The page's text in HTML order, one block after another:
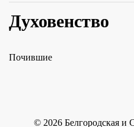
Духовенство
Почившие
© 2026Белгородская и